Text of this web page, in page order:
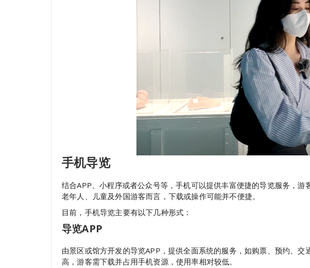
手机导览
结合APP、小程序或者公众号等，手机可以提供丰富便捷的导览服务，
老年人、儿童及外国游客而言，下载或操作可能并不便捷。
目前，手机导览主要有以下几种形式：
导览APP
由景区或馆方开发的导览APP，提供全面系统的服务，如购票、预约、
高，游客需下载并占用手机资源，使用率相对较低。